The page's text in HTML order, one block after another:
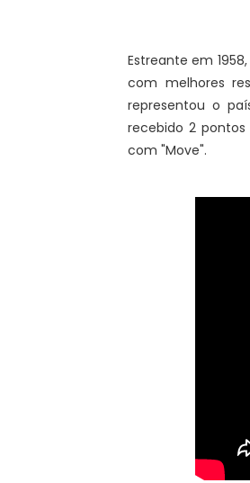
Estreante em
com melhores
representou o
recebido 2
com "Move".